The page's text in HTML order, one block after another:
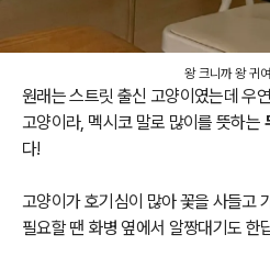
왕 크니까 왕 귀
원래는 스트릿 출신 고양이였는데 우
고양이라, 멕시코 말로 많이를 뜻하는
다!
고양이가 호기심이 많아 꽃을 사들고
필요할 땐 화병 옆에서 알짱대기도 한